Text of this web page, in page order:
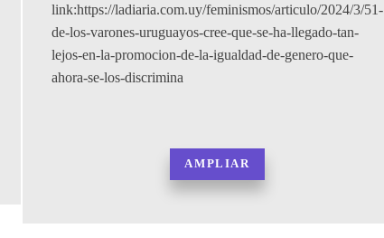
link:https://ladiaria.com.uy/feminismos/articulo/2024/3/51-
de-los-varones-uruguayos-cree-que-se-ha-llegado-tan-
lejos-en-la-promocion-de-la-igualdad-de-genero-que-
ahora-se-los-discrimina
AMPLIAR